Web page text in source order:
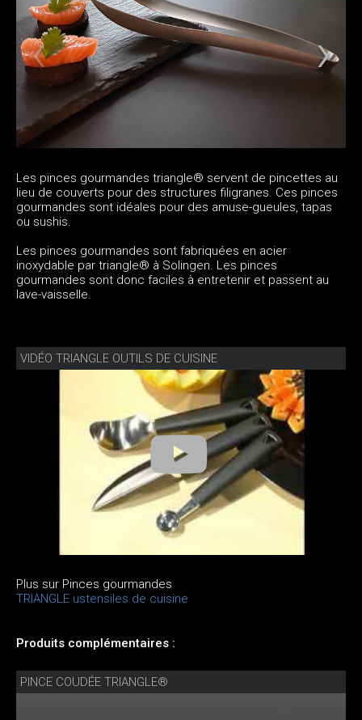
Les pinces gourmandes triangle® servent de pincettes au
lieu de couverts pour des structures filigranes. Ces pinces
gourmandes sont idéales pour des amuse-gueules, tapas
ou sushis.
Les pinces gourmandes sont fabriquées en acier
inoxydable par triangle® à Solingen. Les pinces
gourmandes sont donc faciles à entretenir et passent au
lave-vaisselle.
VIDÉO TRIANGLE OUTILS DE CUISINE
Plus sur Pinces gourmandes
TRIANGLE ustensiles de cuisine
Produits complémentaires :
PINCE COUDÉE TRIANGLE®